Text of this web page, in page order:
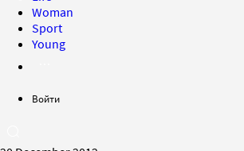
Woman
Sport
Young
Войти